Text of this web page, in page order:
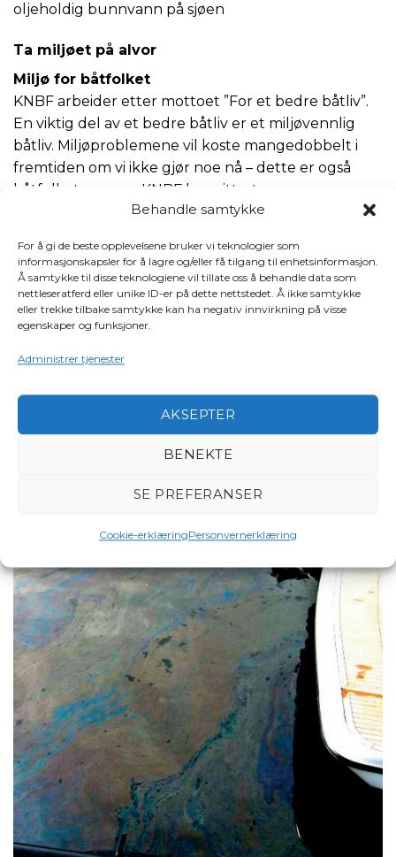
Behandle samtykke
For å gi de beste opplevelsene bruker vi teknologier som
informasjonskapsler for å lagre og/eller få tilgang til enhetsinformasjon.
Å samtykke til disse teknologiene vil tillate oss å behandle data som
nettleseratferd eller unike ID-er på dette nettstedet. Å ikke samtykke
eller trekke tilbake samtykke kan ha negativ innvirkning på visse
egenskaper og funksjoner.
Administrer tjenester
AKSEPTER
BENEKTE
SE PREFERANSER
Cookie-erklæringPersonvernerklæring
oljeholdig bunnvann på sjøen
Ta miljøet på alvor
Miljø for båtfolket
KNBF arbeider etter mottoet ”For et bedre båtliv”.
En viktig del av et bedre båtliv er et miljøvennlig
båtliv. Miljøproblemene vil koste mangedobbelt i
fremtiden om vi ikke gjør noe nå – dette er også
båtfolkets ansvar. KNBF har gitt ut en egen
miljøveileder hvor du finner mer miljøinformasjon
Farlig avfall
Vår miljøfiende nummer en er farlig avfall på avveie.
Dette kan medføre alvorlig forurensning og kan
havet. Farlig avfall er avfall som ikke hensiktsmessig
kan medføre alvorlig forurensning.